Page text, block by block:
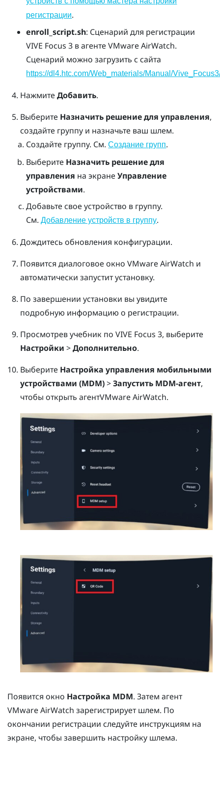
регистрации.
enroll_script.sh: Сценарий для регистрации
VIVE Focus 3 в агентеVMware AirWatch.
Сценарий можно загрузить с сайта
https://dl4.htc.com/Web_materials/Manual/
Нажмите Добавить.
Выберите Назначить решение для управления,
создайте группу и назначьте ваш шлем.
Создайте группу. См.Создание групп.
Выберите Назначить решение для
управления на экранеУправление
устройствами.
Добавьте свое устройство в группу.
См.Добавление устройств в группу.
Дождитесь обновления конфигурации.
Появится диалоговое окно VMware AirWatch и
автоматически запустит установку.
По завершении установки вы увидите
подробную информацию о регистрации.
Просмотрев учебник по VIVE Focus 3, выберите
Настройки >Дополнительно.
Выберите Настройка управления мобильными
устройствами (MDM)>Запустить MDM-агент,
чтобы открыть агентVMware AirWatch.
Появится окно Настройка MDM. Затем агент
VMware AirWatch зарегистрирует шлем. По
окончании регистрации следуйте инструкциям на
экране, чтобы завершить настройку шлема.